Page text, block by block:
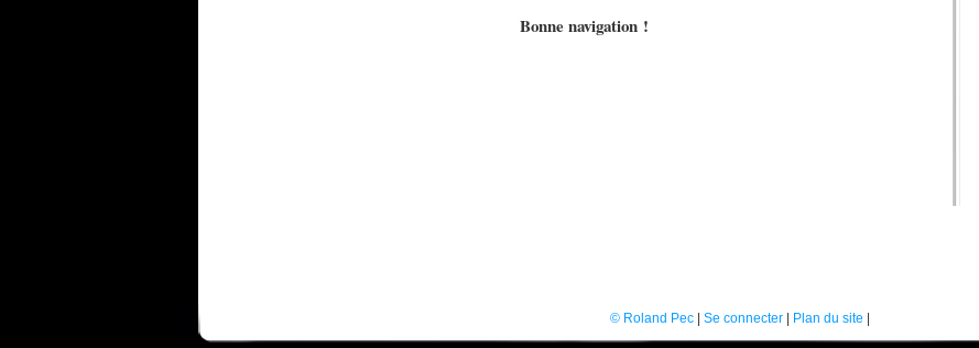
Bonne navigation !
© Roland Pec | Se connecter | Plan du site |